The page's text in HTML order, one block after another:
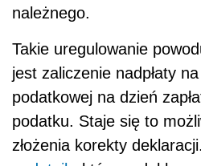
należnego.
Takie uregulowanie
jest zaliczenie nadpłaty
podatkowej na dzień
podatku. Staje się to
złożenia korekty